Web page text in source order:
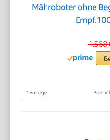
Mähroboter ohne
* Anzeige Preis